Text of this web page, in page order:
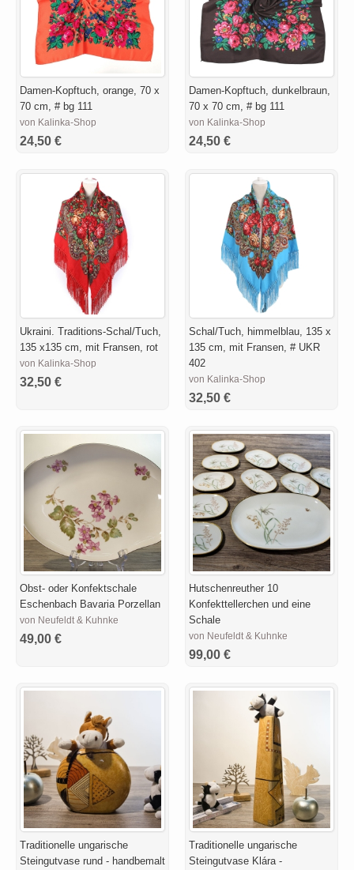
Damen-Kopftuch, orange, 70 x
70 cm, # bg 111
von Kalinka-Shop
24,50 €
Damen-Kopftuch, dunkelbraun,
70 x 70 cm, # bg 111
von Kalinka-Shop
24,50 €
Ukraini. Traditions-Schal/Tuch,
135 x135 cm, mit Fransen, rot
von Kalinka-Shop
32,50 €
Schal/Tuch, himmelblau, 135 x
135 cm, mit Fransen, # UKR
402
von Kalinka-Shop
32,50 €
Obst- oder Konfektschale
Eschenbach Bavaria Porzellan
von Neufeldt & Kuhnke
49,00 €
Hutschenreuther 10
Konfekttellerchen und eine
Schale
von Neufeldt & Kuhnke
99,00 €
Traditionelle ungarische
Steingutvase rund - handbemalt
Traditionelle ungarische
Steingutvase Klára -